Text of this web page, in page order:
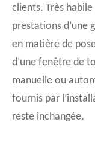
clients. Très
prestations d’une
en matière de
d’une fenêtre de
manuelle ou
fournis par
reste inchangée.